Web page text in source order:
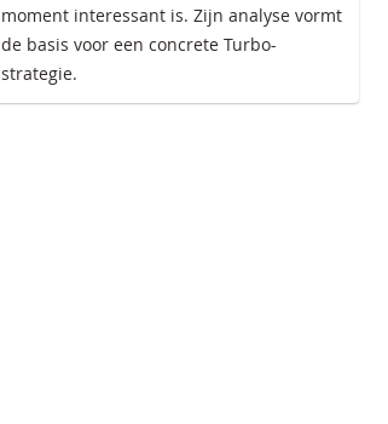
moment interessant is. Zijn analyse vormt
de basis voor een concrete Turbo-
strategie.